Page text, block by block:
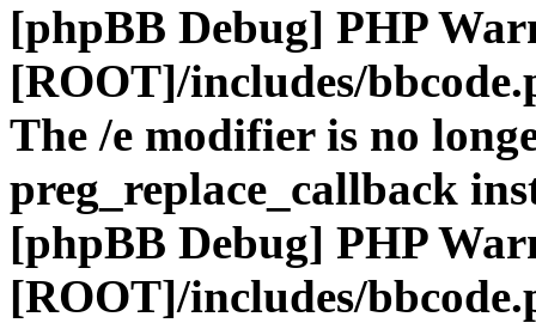
[phpBB Debug] PHP
[ROOT]/includes/
The /e modifier is no
preg_replace_callback
[phpBB Debug] PHP
[ROOT]/includes/